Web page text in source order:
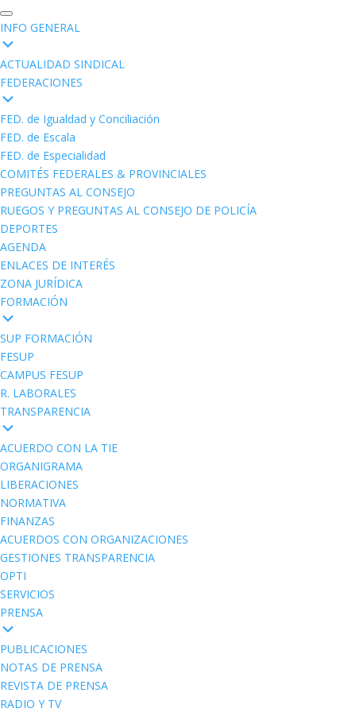
INFO GENERAL
ACTUALIDAD SINDICAL
FEDERACIONES
FED. de Igualdad y Conciliación
FED. de Escala
FED. de Especialidad
COMITÉS FEDERALES & PROVINCIALES
PREGUNTAS AL CONSEJO
RUEGOS Y PREGUNTAS AL CONSEJO DE POLICÍA
DEPORTES
AGENDA
ENLACES DE INTERÉS
ZONA JURÍDICA
FORMACIÓN
SUP FORMACIÓN
FESUP
CAMPUS FESUP
R. LABORALES
TRANSPARENCIA
ACUERDO CON LA TIE
ORGANIGRAMA
LIBERACIONES
NORMATIVA
FINANZAS
ACUERDOS CON ORGANIZACIONES
GESTIONES TRANSPARENCIA
OPTI
SERVICIOS
PRENSA
PUBLICACIONES
NOTAS DE PRENSA
REVISTA DE PRENSA
RADIO Y TV